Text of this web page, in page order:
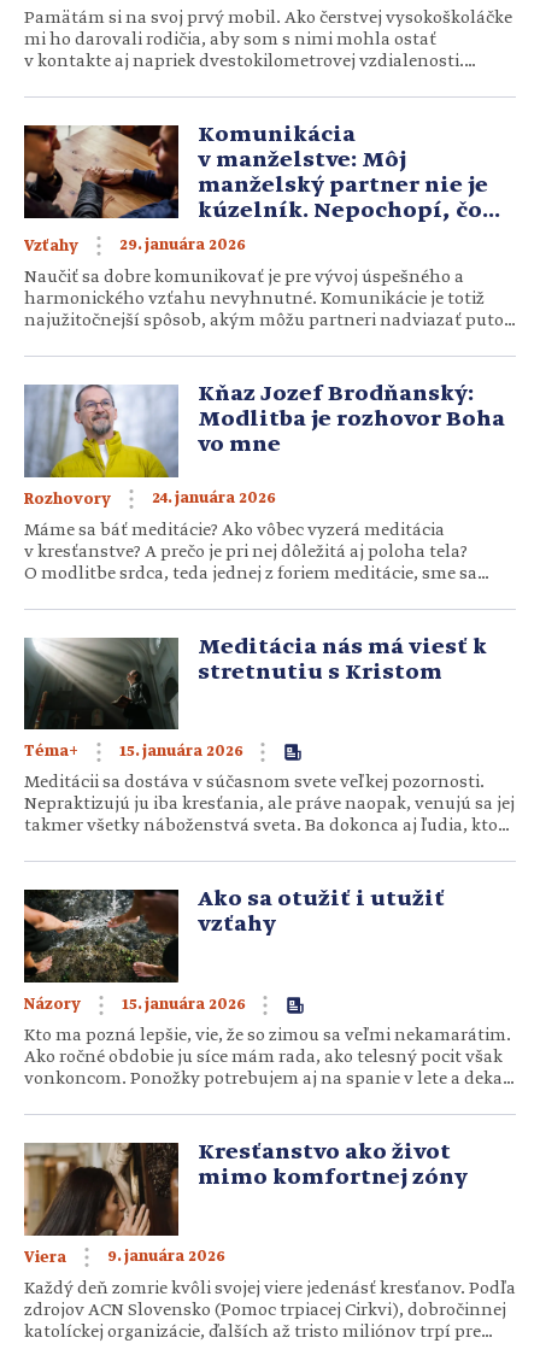
Pamätám si na svoj prvý mobil. Ako čerstvej vysokoškoláčke
mi ho darovali rodičia, aby som s nimi mohla ostať
v kontakte aj napriek dvestokilometrovej vzdialenosti.
vzácnosť. Preto som si vždy dobre rozmyslela, či telefonát
alebo smsku potrebujem naozaj uskutočniť. O niečom
takom ako internet v mobile som ani nechyrovala. […]
Komunikácia
v manželstve: Môj
manželský partner nie je
kúzelník. Nepochopí, čo
mu chcem povedať, ak mu
Vzťahy 29. januára 2026
Naučiť sa dobre komunikovať je pre vývoj úspešného a
harmonického vzťahu nevyhnutné. Komunikácie je totiž
najužitočnejší spôsob, akým môžu partneri nadviazať puto.
jednoduchý. Nezdravá komunikácia nám dokáže
znepríjemniť a často aj zničiť vzťahy. Komunikácia je totiž
návyk, a ak je chorý alebo až toxický, vedie […]
Kňaz Jozef Brodňanský:
Modlitba je rozhovor Boha
vo mne
Rozhovory 24. januára 2026
Máme sa báť meditácie? Ako vôbec vyzerá meditácia
v kresťanstve? A prečo je pri nej dôležitá aj poloha tela?
O modlitbe srdca, teda jednej z foriem meditácie, sme sa
momentálne pôsobí ako výpomocný duchovný pre
pastoráciu chorých a personálu v Národnom ústave
tuberkulózy, pľúcnych chorôb a hrudníkovej chirurgie
Vyšné Hágy. Čo vlastne meditácia znamená […]
Meditácia nás má viesť k
stretnutiu s Kristom
Téma+ 15. januára 2026
Meditácii sa dostáva v súčasnom svete veľkej pozornosti.
Nepraktizujú ju iba kresťania, ale práve naopak, venujú sa jej
takmer všetky náboženstvá sveta. Ba dokonca aj ľudia, ktorí
relax, uvoľnenie či znovunájdenie seba. Hoci nadobudnutie
pokoja i sebakontroly je všeobecnou potrebou človeka,
kresťanská meditácia…Ako sa otužiť i utužiť
vzťahy
Názory 15. januára 2026
Kto ma pozná lepšie, vie, že so zimou sa veľmi nekamarátim.
Ako ročné obdobie ju síce mám rada, ako telesný pocit však
vonkoncom. Ponožky potrebujem aj na spanie v lete a deka
teda samu seba v plavkách, ako niekoľko minút stepujem
v mrznúcej vode…
Kresťanstvo ako život
mimo komfortnej zóny
Viera 9. januára 2026
Každý deň zomrie kvôli svojej viere jedenásť kresťanov. Podľa
zdrojov ACN Slovensko (Pomoc trpiacej Cirkvi), dobročinnej
katolíckej organizácie, ďalších až tristo miliónov trpí pre